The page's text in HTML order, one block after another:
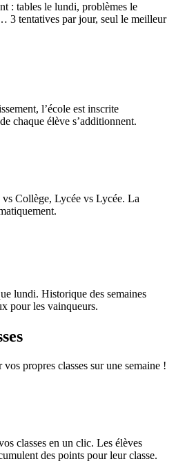
: tables le lundi, problèmes le
3 tentatives par jour, seul le meilleur
l’école est inscrite
chaque élève s’additionnent.
Collège, Lycée vs Lycée. La
lundi. Historique des semaines
pour les vainqueurs.
propres classes sur une semaine !
classes en un clic. Les élèves
des points pour leur classe.